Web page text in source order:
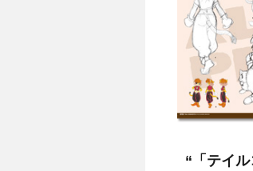
“「テイ